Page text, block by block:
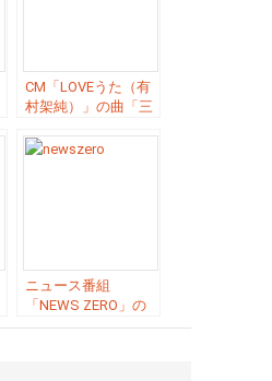
CM「LOVEうた（有
村架純）」の曲「三
ニュース番組
「NEWS ZERO」の
エンディング曲「ツ